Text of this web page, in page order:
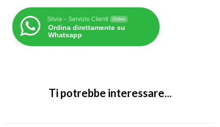
Silvia – Servizio Clienti Online
Ordina direttamente su
Whatsapp
Ti potrebbe interessare...